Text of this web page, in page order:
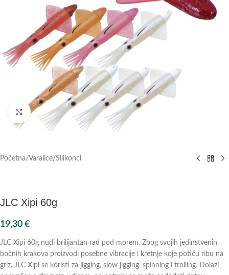
Klik za povećanje
Početna/Varalice/Silikonci
JLC Xipi 60g
19,30 €
JLC Xipi 60g nudi brilijantan rad pod morem. Zbog svojih jedinstvenih
bočnih krakova proizvodi posebne vibracije i kretnje koje potiču ribu na
griz. JLC Xipi se koristi za jigging, slow jigging, spinning i trolling. Dolazi